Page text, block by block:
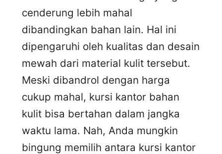
cenderung lebih mahal
dibandingkan bahan lain. Hal ini
dipengaruhi oleh kualitas dan desain
mewah dari material kulit tersebut.
Meski dibandrol dengan harga
cukup mahal, kursi kantor bahan
kulit bisa bertahan dalam jangka
waktu lama. Nah, Anda mungkin
bingung memilih antara kursi kantor